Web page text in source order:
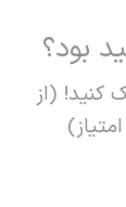
بود؟
کنید! (از